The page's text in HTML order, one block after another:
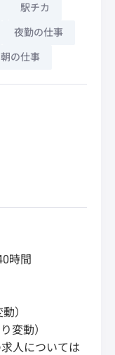
駅チカ
夜勤の仕事
の仕事
時間
）
変動）
人については